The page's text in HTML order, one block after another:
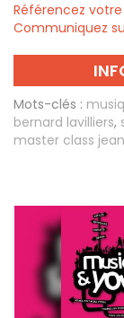
Référencez
Communiquez
Mots-clés :
bernard lavilliers,
master class